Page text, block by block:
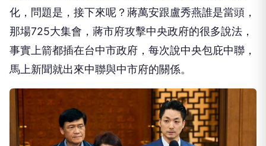
化，問題是，接下來呢？蔣萬安跟盧秀燕誰是當頭，
那場725大集會，蔣市府攻擊中央政府的很多說法，
事實上箭都插在台中市政府，每次說中央包庇中聯，
馬上新聞就出來中聯與中市府的關係。